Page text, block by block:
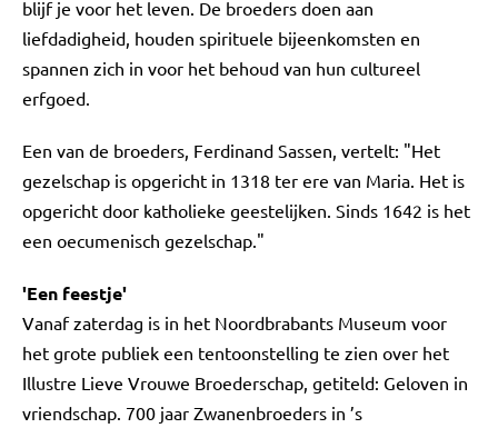
blijf je voor het leven. De broeders doen aan
liefdadigheid, houden spirituele bijeenkomsten en
spannen zich in voor het behoud van hun cultureel
erfgoed.
Een van de broeders, Ferdinand Sassen, vertelt: "Het
gezelschap is opgericht in 1318 ter ere van Maria. Het is
opgericht door katholieke geestelijken. Sinds 1642 is het
een oecumenisch gezelschap."
'Een feestje'
Vanaf zaterdag is in het Noordbrabants Museum voor
het grote publiek een tentoonstelling te zien over het
Illustre Lieve Vrouwe Broederschap, getiteld: Geloven in
vriendschap. 700 jaar Zwanenbroeders in ’s